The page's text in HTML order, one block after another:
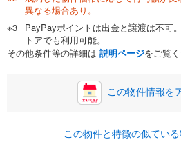
異なる場合あり。
PayPayポイントは出金と譲渡は不可
トアでも利用可能。
その他条件等の詳細は 説明ページをご覧く
この物件情報を
この物件と特徴の似てい